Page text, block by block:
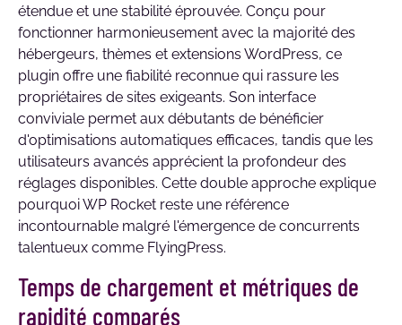
étendue et une stabilité éprouvée. Conçu pour
fonctionner harmonieusement avec la majorité des
hébergeurs, thèmes et extensions WordPress, ce
plugin offre une fiabilité reconnue qui rassure les
propriétaires de sites exigeants. Son interface
conviviale permet aux débutants de bénéficier
d'optimisations automatiques efficaces, tandis que les
utilisateurs avancés apprécient la profondeur des
réglages disponibles. Cette double approche explique
pourquoi WP Rocket reste une référence
incontournable malgré l'émergence de concurrents
talentueux comme FlyingPress.
Temps de chargement et métriques de
rapidité comparés